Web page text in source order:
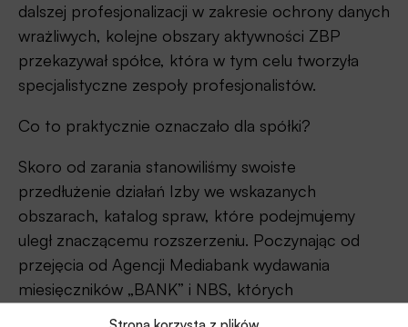
dalszej profesjonalizacji w zakresie ochrony danych
wrażliwych, kolejne obszary aktywności ZBP
przekazywał spółce, która w tym celu tworzyła
specjalistyczne zespoły profesjonalistów.
Co to praktycznie oznaczało dla spółki?
Skoro od zarania stanowiliśmy swoiste
przedłużenie działań Izby we wskazanych
obszarach, katalog spraw, które podejmujemy
uległ znaczącemu rozszerzeniu. Poczynając od
przejęcia od Agencji Mediabank wydawania
miesięczników „BANK” i NBS, których
współtwórcą był ZBP, poprzez Centra Informacji